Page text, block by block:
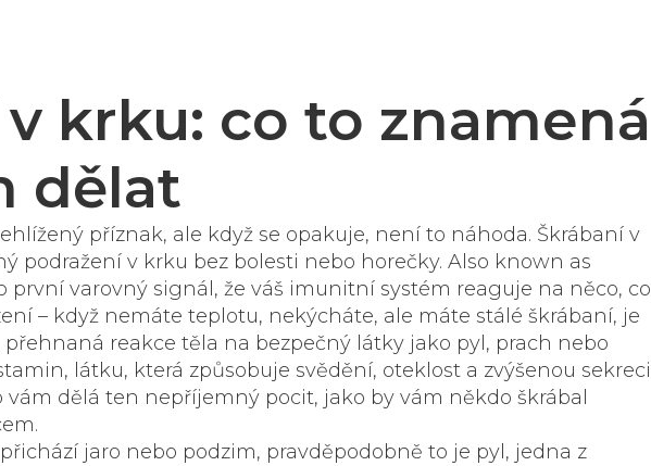
krku: co to znamená
dělat
příznak, ale když se opakuje, není to náhoda. Škrábaní v
podražení v krku bez bolesti nebo horečky. Also known as
první varovný signál, že váš imunitní systém reaguje na něco, co
– když nemáte teplotu, nekýcháte, ale máte stálé škrábaní, je
přehnaná reakce těla na bezpečný látky jako pyl, prach nebo
, látku, která způsobuje svědění, oteklost a zvýšenou sekreci
dělá ten nepříjemný pocit, jako by vám někdo škrábal
jaro nebo podzim, pravděpodobně to je pyl , jedna z